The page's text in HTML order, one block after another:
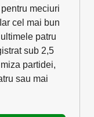
meciuri
cel mai bun
patru
sub 2,5
partidei,
sau mai